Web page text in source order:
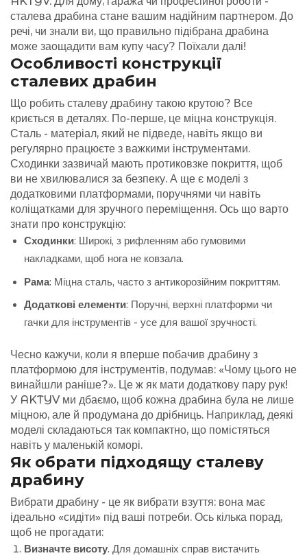
сталева драбина стане вашим надійним партнером. До
речі, чи знали ви, що правильно підібрана драбина
може заощадити вам купу часу? Поїхали далі!
Особливості конструкції
сталевих драбин
Що робить сталеву драбину такою крутою? Все
криється в деталях. По-перше, це міцна конструкція.
Сталь - матеріал, який не підведе, навіть якщо ви
регулярно працюєте з важкими інструментами.
Сходинки зазвичай мають протиковзке покриття, щоб
ви не хвилювалися за безпеку. А ще є моделі з
додатковими платформами, поручнями чи навіть
коліщатками для зручного переміщення. Ось що варто
знати про конструкцію:
Сходинки: Широкі, з рифленням або гумовими
накладками, щоб нога не ковзала.
Рама: Міцна сталь, часто з антикорозійним покриттям.
Додаткові елементи: Поручні, верхні платформи чи
гачки для інструментів - усе для вашої зручності.
Чесно кажучи, коли я вперше побачив драбину з
платформою для інструментів, подумав: «Чому цього не
винайшли раніше?». Це ж як мати додаткову пару рук!
У AKTYV ми дбаємо, щоб кожна драбина була не лише
міцною, але й продумана до дрібниць. Наприклад, деякі
моделі складаються так компактно, що помістяться
навіть у маленькій коморі.
Як обрати підходящу сталеву
драбину
Вибрати драбину - це як вибрати взуття: вона має
ідеально «сидіти» під ваші потреби. Ось кілька порад,
щоб не прогадати:
Визначте висоту. Для домашніх справ вистачить